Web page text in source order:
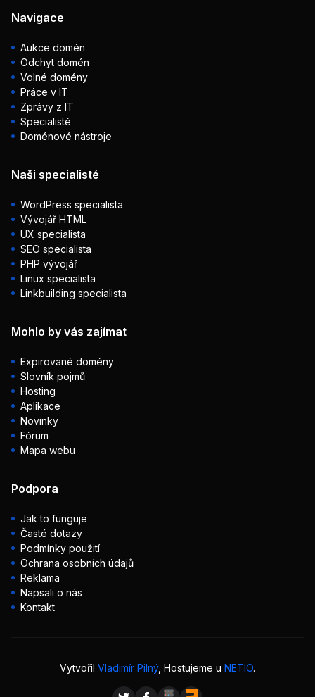
Navigace
Aukce domén
Odchyt domén
Volné domény
Práce v IT
Zprávy z IT
Specialisté
Doménové nástroje
Naši specialisté
WordPress specialista
Vývojář HTML
UX specialista
SEO specialista
PHP vývojář
Linux specialista
Linkbuilding specialista
Mohlo by vás zajímat
Expirované domény
Slovník pojmů
Hosting
Aplikace
Novinky
Fórum
Mapa webu
Podpora
Jak to funguje
Časté dotazy
Podmínky použití
Ochrana osobních údajů
Reklama
Napsali o nás
Kontakt
Vytvořil Vladimír Pilný, Hostujeme u NETIO.